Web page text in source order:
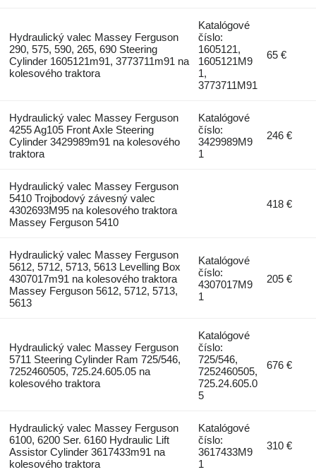
Hydraulický valec Massey Ferguson
290, 575, 590, 265, 690 Steering
Cylinder 1605121m91, 3773711m91 na
kolesového traktora
Katalógové
číslo:
1605121,
1605121M9
1,
3773711M91
65 €
Hydraulický valec Massey Ferguson
4255 Ag105 Front Axle Steering
Cylinder 3429989m91 na kolesového
traktora
Katalógové
číslo:
3429989M9
1
246 €
Hydraulický valec Massey Ferguson
5410 Trojbodový závesný valec
4302693M95 na kolesového traktora
Massey Ferguson 5410
418 €
Hydraulický valec Massey Ferguson
5612, 5712, 5713, 5613 Levelling Box
4307017m91 na kolesového traktora
Massey Ferguson 5612, 5712, 5713,
5613
Katalógové
číslo:
4307017M9
1
205 €
Hydraulický valec Massey Ferguson
5711 Steering Cylinder Ram 725/546,
7252460505, 725.24.605.05 na
kolesového traktora
Katalógové
číslo:
725/546,
7252460505,
725.24.605.0
5
676 €
Hydraulický valec Massey Ferguson
6100, 6200 Ser. 6160 Hydraulic Lift
Assistor Cylinder 3617433m91 na
kolesového traktora
Katalógové
číslo:
3617433M9
1
310 €